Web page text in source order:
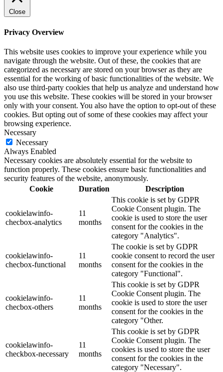
Close
Privacy Overview
This website uses cookies to improve your experience while you
navigate through the website. Out of these, the cookies that are
categorized as necessary are stored on your browser as they are
essential for the working of basic functionalities of the website. We
also use third-party cookies that help us analyze and understand how
you use this website. These cookies will be stored in your browser
only with your consent. You also have the option to opt-out of these
cookies. But opting out of some of these cookies may affect your
browsing experience.
Necessary
Necessary
Always Enabled
Necessary cookies are absolutely essential for the website to
function properly. These cookies ensure basic functionalities and
security features of the website, anonymously.
Cookie
Duration Description
cookielawinfo-
checbox-analytics
11
months
This cookie is set by GDPR
Cookie Consent plugin. The
cookie is used to store the user
consent for the cookies in the
category "Analytics".
cookielawinfo-
checbox-functional
11
months
The cookie is set by GDPR
cookie consent to record the user
consent for the cookies in the
category "Functional".
cookielawinfo-
checbox-others
11
months
This cookie is set by GDPR
Cookie Consent plugin. The
cookie is used to store the user
consent for the cookies in the
category "Other.
cookielawinfo-
checkbox-necessary
11
months
This cookie is set by GDPR
Cookie Consent plugin. The
cookies is used to store the user
consent for the cookies in the
category "Necessary".